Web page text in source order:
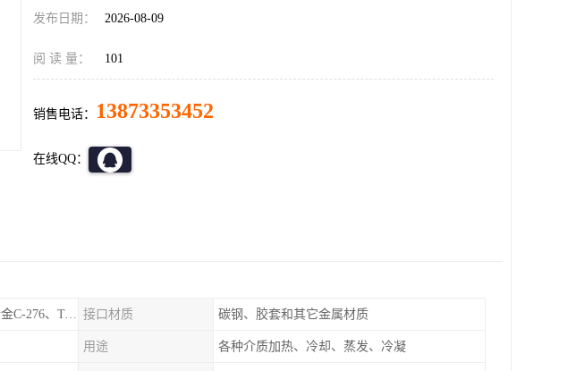
发布日期： 2026-08-09
阅 读 量： 101
销售电话： 13873353452
在线QQ：
304、316、904、254SOM、哈式合金C-276、TA1等 接口材质 碳钢、胶套和其它金属材质
用途 各种介质加热、冷却、蒸发、冷凝